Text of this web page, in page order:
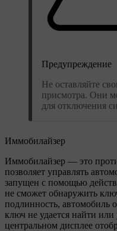
Предупреждение
Не оставляйте
присмотра. Они
для отключения
Иммобилайзер
Иммобилайзер — это
позволяет управлять
запущен с помощью
не сможет обнаружить
подлинность, автомобиль
ключ не удается найти или
центральном дисплее